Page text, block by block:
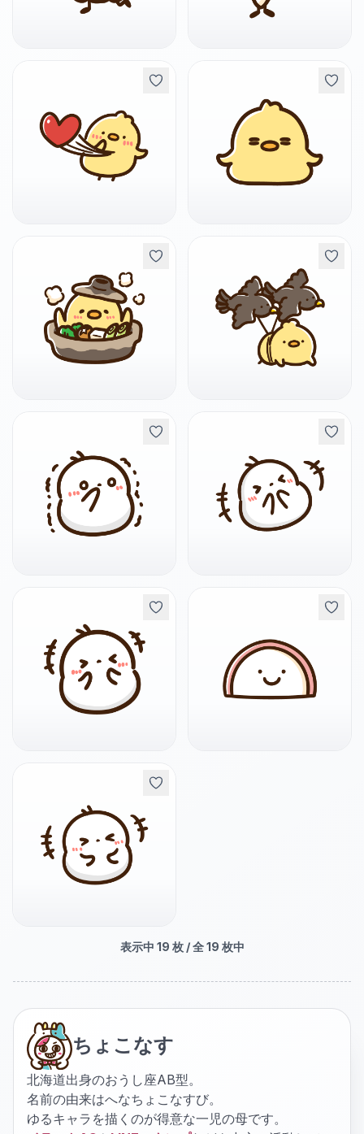
表示中 19 枚 / 全 19 枚中
ちょこなす
北海道出身のおうし座AB型。
名前の由来はへなちょこなすび。
ゆるキャラを描くのが得意な一児の母です。